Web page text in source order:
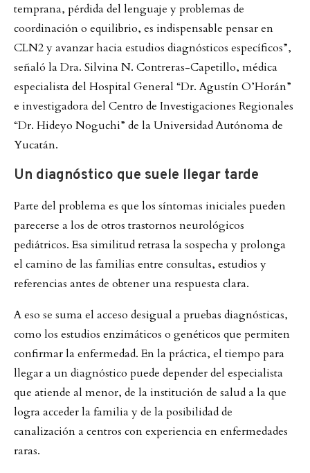
temprana, pérdida del lenguaje y problemas de
coordinación o equilibrio, es indispensable pensar en
CLN2 y avanzar hacia estudios diagnósticos específicos”,
señaló la Dra. Silvina N. Contreras-Capetillo, médica
especialista del Hospital General “Dr. Agustín O’Horán”
e investigadora del Centro de Investigaciones Regionales
“Dr. Hideyo Noguchi” de la Universidad Autónoma de
Yucatán.
Un diagnóstico que suele llegar tarde
Parte del problema es que los síntomas iniciales pueden
parecerse a los de otros trastornos neurológicos
pediátricos. Esa similitud retrasa la sospecha y prolonga
el camino de las familias entre consultas, estudios y
referencias antes de obtener una respuesta clara.
A eso se suma el acceso desigual a pruebas diagnósticas,
como los estudios enzimáticos o genéticos que permiten
confirmar la enfermedad. En la práctica, el tiempo para
llegar a un diagnóstico puede depender del especialista
que atiende al menor, de la institución de salud a la que
logra acceder la familia y de la posibilidad de
canalización a centros con experiencia en enfermedades
raras.